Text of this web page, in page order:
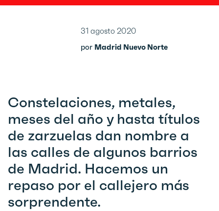
Constelaciones, metales,
meses del año y hasta títulos
de zarzuelas dan nombre a
las calles de algunos barrios
de Madrid. Hacemos un
repaso por el callejero más
sorprendente.
31 agosto 2020
por Madrid Nuevo Norte